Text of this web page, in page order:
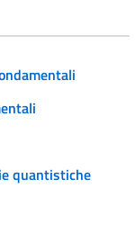
quantistiche